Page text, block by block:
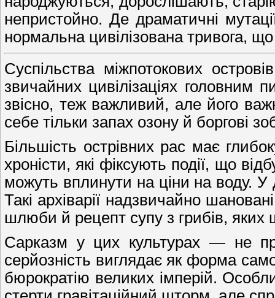
непристойно. Де драматичні
нормальна цивілізована тривога,
Суспільства міжпотокових
звичайних цивілізаціях головним
звісно, теж важливий, але його
себе тільки запах озону й боргові
Більшість острівних рас має
хроністи, які фіксують події, що
можуть вплинути на ціни на воду. У
Такі архіварії надзвичайно
шлюби й рецепт супу з грибів, яких
Сарказм у цих культурах — не
серйозність виглядає як форма
бюрократію великих імперій.